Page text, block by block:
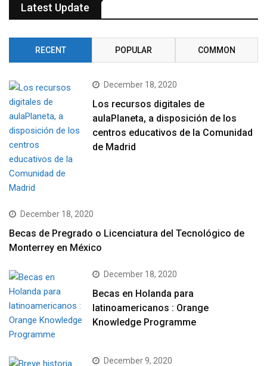
Latest Update
RECENT POPULAR COMMON
December 18, 2020
Los recursos digitales de
aulaPlaneta, a disposición de los
centros educativos de la Comunidad
de Madrid
December 18, 2020
Becas de Pregrado o Licenciatura del Tecnológico de
Monterrey en México
December 18, 2020
Becas en Holanda para
latinoamericanos : Orange
Knowledge Programme
December 9, 2020